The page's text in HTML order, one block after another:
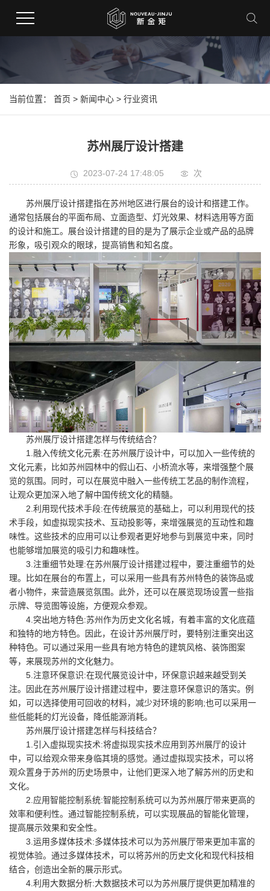
当前位置： 首页 > 新闻中心 > 行业资讯
苏州展厅设计搭建
2023-07-24 17:48:05 次
苏州展厅设计搭建指在苏州地区进行展台的设计和搭建工作。
通常包括展台的平面布局、立面造型、灯光效果、材料选用等方面
的设计和施工。展台设计搭建的目的是为了展示企业或产品的品牌
形象，吸引观众的眼球，提高销售和知名度。
苏州展厅设计搭建怎样与传统结合？
1.融入传统文化元素:在苏州展厅设计中，可以加入一些传统的
文化元素，比如苏州园林中的假山石、小桥流水等，来增强整个展
览的氛围。同时，可以在展览中融入一些传统工艺品的制作流程，
让观众更加深入地了解中国传统文化的精髓。
2.利用现代技术手段:在传统展览的基础上，可以利用现代的技
术手段，如虚拟现实技术、互动投影等，来增强展览的互动性和趣
味性。这些技术的应用可以让参观者更好地参与到展览中来，同时
也能够增加展览的吸引力和趣味性。
3.注重细节处理:在苏州展厅设计搭建过程中，要注重细节的处
理。比如在展台的布置上，可以采用一些具有苏州特色的装饰品或
者小物件，来营造展览氛围。此外，还可以在展览现场设置一些指
示牌、导览图等设施，方便观众参观。
4.突出地方特色:苏州作为历史文化名城，有着丰富的文化底蕴
和独特的地方特色。因此，在设计苏州展厅时，要特别注重突出这
种特色。可以通过采用一些具有地方特色的建筑风格、装饰图案
等，来展现苏州的文化魅力。
5.注意环保意识:在现代展览设计中，环保意识越来越受到关
注。因此在苏州展厅设计搭建过程中，要注意环保意识的落实。例
如，可以选择使用可回收的材料，减少对环境的影响;也可以采用一
些低能耗的灯光设备，降低能源消耗。
苏州展厅设计搭建怎样与科技结合？
1.引入虚拟现实技术:将虚拟现实技术应用到苏州展厅的设计
中，可以给观众带来身临其境的感觉。通过虚拟现实技术，可以将
观众置身于苏州的历史场景中，让他们更深入地了解苏州的历史和
文化。
2.应用智能控制系统:智能控制系统可以为苏州展厅带来更高的
效率和便利性。通过智能控制系统，可以实现展品的智能化管理，
提高展示效果和安全性。
3.运用多媒体技术:多媒体技术可以为苏州展厅带来更加丰富的
视觉体验。通过多媒体技术，可以将苏州的历史文化和现代科技相
结合，创造出全新的展示形式。
4.利用大数据分析:大数据技术可以为苏州展厅提供更加精准的